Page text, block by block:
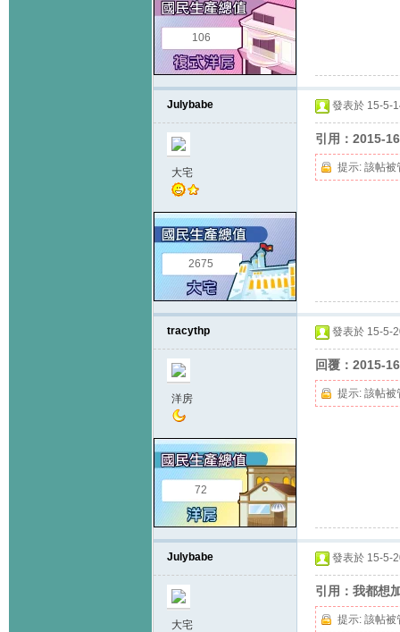
106
Julybabe
大宅
2675
發表於 15-5-
引用：2015-
提示: 該帖被
tracythp
洋房
72
發表於 15-5-
回覆：2015-
提示: 該帖被
Julybabe
大宅
發表於 15-5-
引用：我都想
提示: 該帖被